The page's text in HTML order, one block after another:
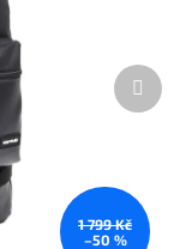
1 799 Kč
–50 %